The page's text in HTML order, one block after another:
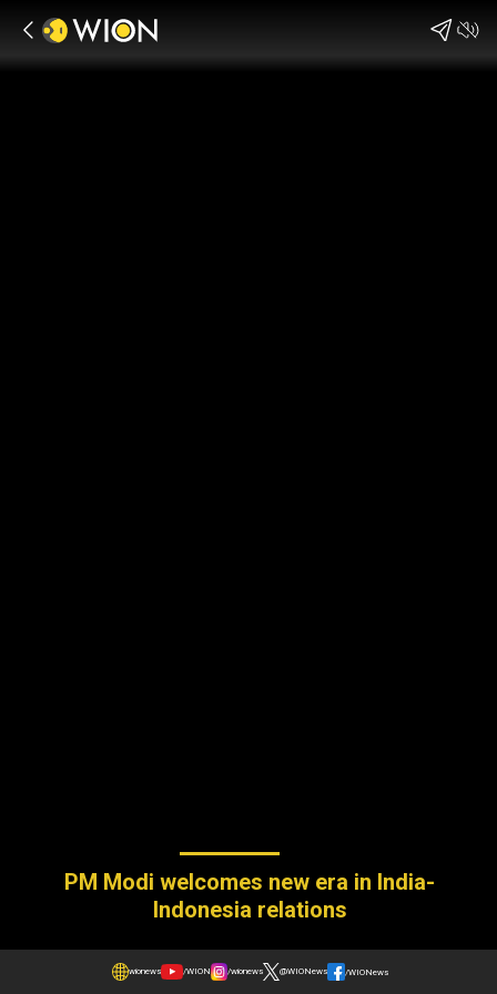
PM Modi welcomes new era in India-
Indonesia relations
wionews /WION /wionews @WIONews /WIONews